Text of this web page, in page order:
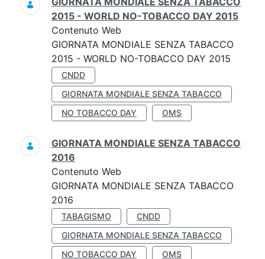
2015 - WORLD NO-TOBACCO DAY 2015
Contenuto Web
GIORNATA MONDIALE SENZA TABACCO
2015 - WORLD NO-TOBACCO DAY 2015
CNDD
GIORNATA MONDIALE SENZA TABACCO
NO TOBACCO DAY
OMS
GIORNATA MONDIALE SENZA TABACCO
2016
Contenuto Web
GIORNATA MONDIALE SENZA TABACCO
2016
TABAGISMO
CNDD
GIORNATA MONDIALE SENZA TABACCO
NO TOBACCO DAY
OMS